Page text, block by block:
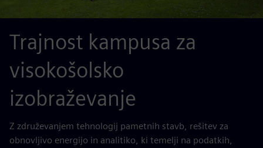
Trajnost kampusa za
visokošolsko
izobraževanje
Z združevanjem tehnologij pametnih stavb, rešitev za
obnovljivo energijo in analitiko, ki temelji na podatkih,